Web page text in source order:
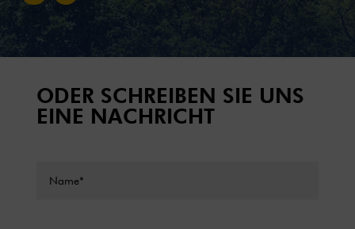
ODER SCHREIBEN SIE UNS
EINE NACHRICHT